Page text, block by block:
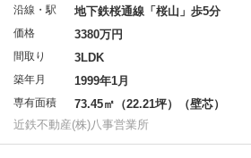
沿線・駅 地下鉄桜通線「桜山」歩5分
価格 3380万円
間取り 3LDK
築年月 1999年1月
専有面積
73.45㎡（22.21坪）（壁芯）
近鉄不動産(株)八事営業所